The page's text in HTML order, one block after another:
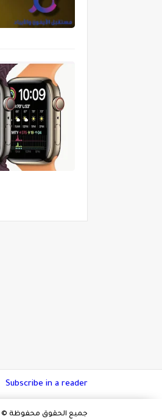
Subscribe in a reader
جميع الحقوق محفوظة ©